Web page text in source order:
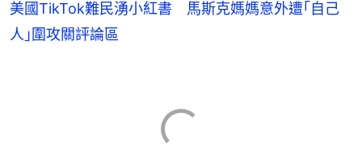
美國TikTok難民湧小紅書 馬斯克媽媽意外遭｢自己
人｣圍攻關評論區